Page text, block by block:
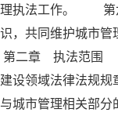
理执法工作。
识，共同维护城
第二章 执法范
设领域法律法规
与城市管理相关